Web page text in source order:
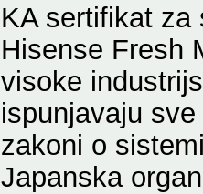
KA sertifikat za
Hisense Fresh
visoke
ispunjavaju
zakoni o
Japanska